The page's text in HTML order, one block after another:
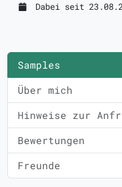
Dabei seit
Samples
Über mich
Hinweise zur
Bewertungen
Freunde